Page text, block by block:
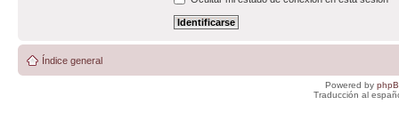
Índice general
Powered by
Traducción al